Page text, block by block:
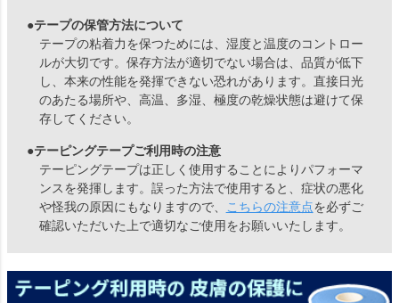
●テープの保管方法について
テープの粘着力を保つためには、湿度と温度のコントロー
ルが大切です。保存方法が適切でない場合は、品質が低下
し、本来の性能を発揮できない恐れがあります。直接日光
のあたる場所や、高温、多湿、極度の乾燥状態は避けて保
存してください。
●テーピングテープご利用時の注意
テーピングテープは正しく使用することによりパフォーマ
ンスを発揮します。誤った方法で使用すると、症状の悪化
や怪我の原因にもなりますので、
こちらの注意点を必ずご
確認いただいた上で適切なご使用をお願いいたします。